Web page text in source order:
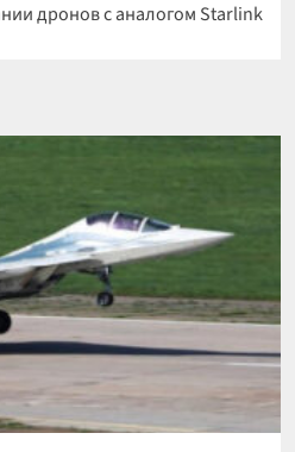
дронов с аналогом Starlink